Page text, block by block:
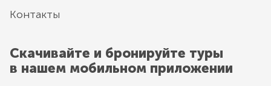
Контакты
Скачивайте и бронируйте туры
в нашем мобильном приложении